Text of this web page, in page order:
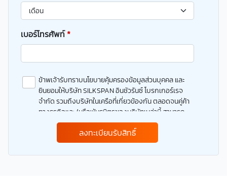
เบอร์โทรศัพท์*
ข้าพเจ้ารับทราบนโยบายคุ้มครองข้อมูลส่วนบุคคล และ
ยินยอมให้บริษัท SILKSPAN อินชัวรันซ์ โบรกเกอร์เรจ
จำกัด รวมถึงบริษัทในเครือที่เกี่ยวข้องกัน ตลอดจนคู่ค้า
ทางธุรกิจและ/หรือพันธมิตรของบริษัทเหล่านี้ สามารถ
เก็บ ใช้ และ/หรือ เปิดเผยข้อมูลส่วนบุคคลและข้อมูลส่วน
บุคคลที่มีความอ่อนไหวของข้าพเจ้า เพื่อวัตถุประสงค์ใน
การดำเนินการติดต่อและนำเสนอข้อมูลสำหรับการขาย
ผลิตภัณฑ์ การจัดทำรายการส่งเสริมการขายและการ
ลงทะเบียนรับสิทธิ์